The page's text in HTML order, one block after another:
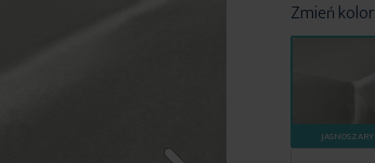
Zmień kolor
JASNOSZARY